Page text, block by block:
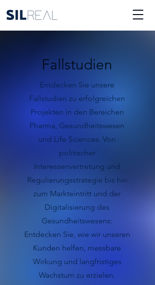
Fallstudien
Entdecken Sie unsere
Fallstudien zu erfolgreichen
Projekten in den Bereichen
Pharma, Gesundheitswesen
und Life Sciences. Von
politischer
Interessenvertretung und
Regulierungsstrategie bis hin
zum Markteintritt und der
Digitalisierung des
Gesundheitswesens:
Entdecken Sie, wie wir unseren
Kunden helfen, messbare
Wirkung und langfristiges
Wachstum zu erzielen.